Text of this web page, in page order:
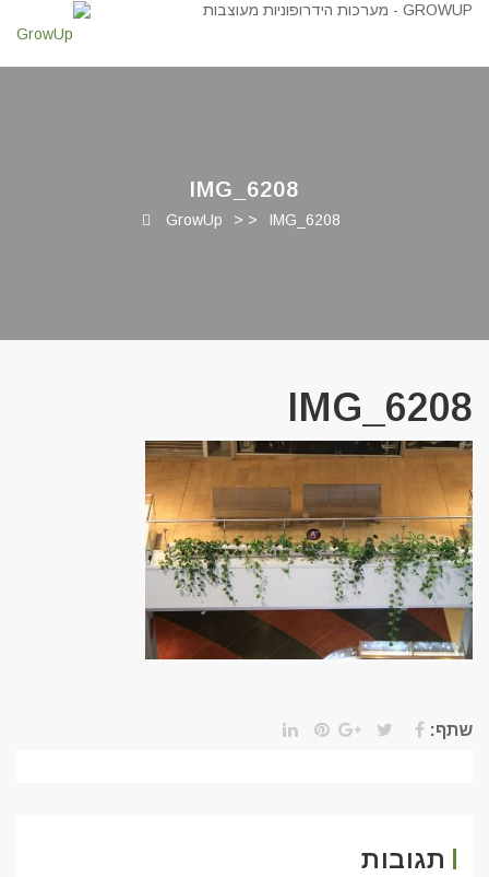
IMG_6208
GrowUp > > IMG_6208
IMG_6208
שתף:
תגובות